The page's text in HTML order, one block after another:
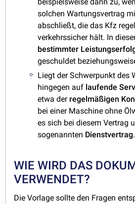
solchen Wartungsvertrag
abschließt, die das Kfz
verkehrssicher hält. In
bestimmter
geschuldet
Liegt der Schwerpunkt des
hingegen auf laufende
etwa der regelmäßigen
bei einer Maschine ohne
es sich bei diesem Vertrag
sogenannten Dienstvertrag.
WIE WIRD DAS
VERWENDET?
Die Vorlage sollte den Fragen